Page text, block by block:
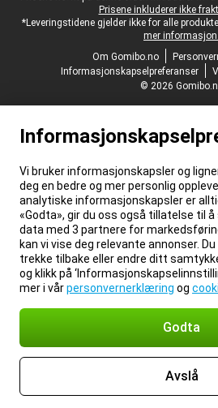
Prisene inkluderer ikke
*Leveringstidene gjelder ikke for alle
mer informasjon.
Om Gomibo.no
Informasjonskapselpreferanser
© 2026
Vi bruker informasjonskapsler og
deg en bedre og mer personlig
analytiske informasjonskapsler er
«Godta», gir du oss også tillatelse til å
data med 3 partnere for
kan vi vise deg relevante annonser.
trekke tilbake eller endre ditt
og klikk på
mer i vårpersonvernerklæring og
Godta
Avslå